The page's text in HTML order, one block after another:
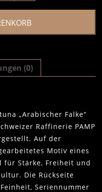
(0)
„Arabischer Falke“
Raffinerie PAMP
Auf der
Motiv eines
für Stärke, Freiheit und
Die Rückseite
Seriennummer